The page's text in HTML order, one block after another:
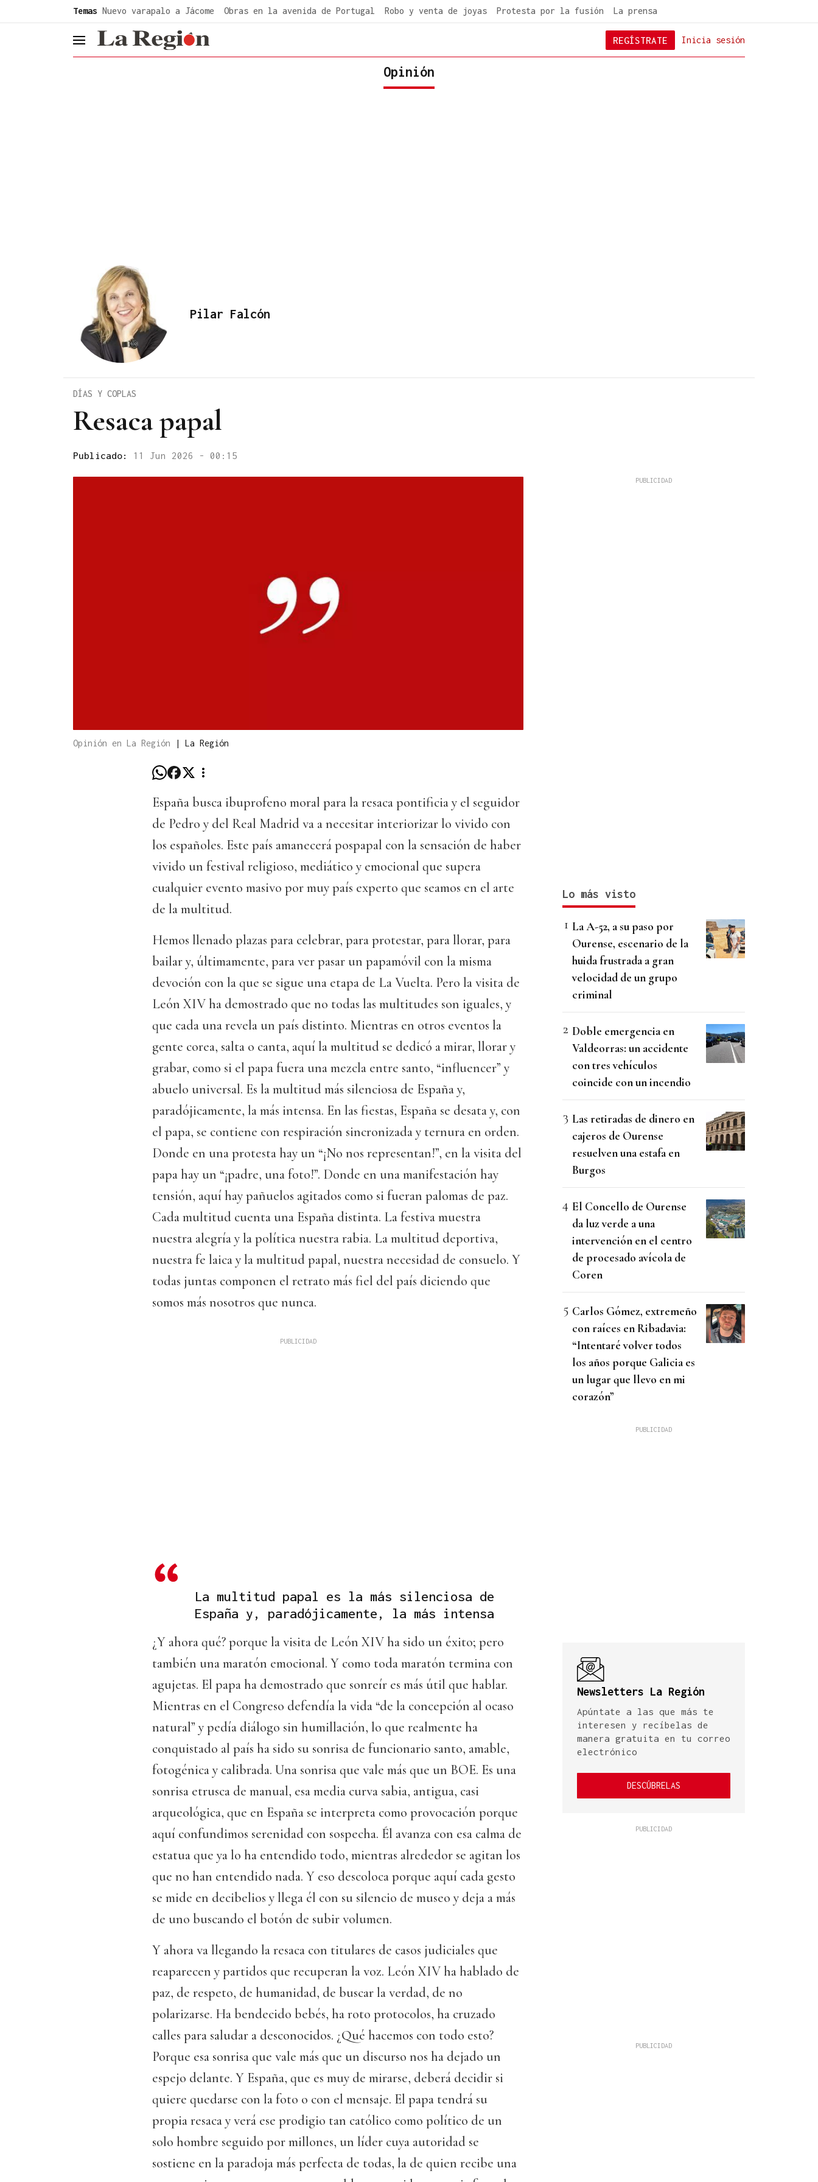
Temas Nuevo varapalo a Jácome Obras en la avenida de Portugal Robo y venta de joyas Protesta por la fusión La prensa
header.menu.open Inicia sesión
REGÍSTRATE
Opinión
Pilar Falcón
Resaca papal
DÍAS Y COPLAS
Publicado: 11 Jun 2026 - 00:15
Opinión en La Región | La Región
España busca ibuprofeno moral para la resaca pontificia y el seguidor
de Pedro y del Real Madrid va a necesitar interiorizar lo vivido con
los españoles. Este país amanecerá pospapal con la sensación de haber
vivido un festival religioso, mediático y emocional que supera
cualquier evento masivo por muy país experto que seamos en el arte
de la multitud.
Hemos llenado plazas para celebrar, para protestar, para llorar, para
bailar y, últimamente, para ver pasar un papamóvil con la misma
devoción con la que se sigue una etapa de La Vuelta. Pero la visita de
León XIV ha demostrado que no todas las multitudes son iguales, y
que cada una revela un país distinto. Mientras en otros eventos la
gente corea, salta o canta, aquí la multitud se dedicó a mirar, llorar y
grabar, como si el papa fuera una mezcla entre santo, “influencer” y
abuelo universal. Es la multitud más silenciosa de España y,
paradójicamente, la más intensa. En las fiestas, España se desata y, con
el papa, se contiene con respiración sincronizada y ternura en orden.
Donde en una protesta hay un “¡No nos representan!”, en la visita del
papa hay un “¡padre, una foto!”. Donde en una manifestación hay
tensión, aquí hay pañuelos agitados como si fueran palomas de paz.
Cada multitud cuenta una España distinta. La festiva muestra
nuestra alegría y la política nuestra rabia. La multitud deportiva,
nuestra fe laica y la multitud papal, nuestra necesidad de consuelo. Y
todas juntas componen el retrato más fiel del país diciendo que
somos más nosotros que nunca.
La multitud papal es la más silenciosa de
España y, paradójicamente, la más intensa
¿Y ahora qué? porque la visita de León XIV ha sido un éxito; pero
también una maratón emocional. Y como toda maratón termina con
agujetas. El papa ha demostrado que sonreír es más útil que hablar.
Mientras en el Congreso defendía la vida “de la concepción al ocaso
natural” y pedía diálogo sin humillación, lo que realmente ha
conquistado al país ha sido su sonrisa de funcionario santo, amable,
fotogénica y calibrada. Una sonrisa que vale más que un BOE. Es una
sonrisa etrusca de manual, esa media curva sabia, antigua, casi
arqueológica, que en España se interpreta como provocación porque
aquí confundimos serenidad con sospecha. Él avanza con esa calma de
estatua que ya lo ha entendido todo, mientras alrededor se agitan los
que no han entendido nada. Y eso descoloca porque aquí cada gesto
se mide en decibelios y llega él con su silencio de museo y deja a más
de uno buscando el botón de subir volumen.
Y ahora va llegando la resaca con titulares de casos judiciales que
reaparecen y partidos que recuperan la voz. León XIV ha hablado de
paz, de respeto, de humanidad, de buscar la verdad, de no
polarizarse. Ha bendecido bebés, ha roto protocolos, ha cruzado
calles para saludar a desconocidos. ¿Qué hacemos con todo esto?
Porque esa sonrisa que vale más que un discurso nos ha dejado un
espejo delante. Y España, que es muy de mirarse, deberá decidir si
quiere quedarse con la foto o con el mensaje. El papa tendrá su
propia resaca y verá ese prodigio tan católico como político de un
solo hombre seguido por millones, un líder cuya autoridad se
sostiene en la paradoja más perfecta de todas, la de quien recibe una
Lo más visto
La A-52, a su paso por
Ourense, escenario de la
huida frustrada a gran
velocidad de un grupo
criminal
Doble emergencia en
Valdeorras: un accidente
con tres vehículos
coincide con un incendio
Las retiradas de dinero en
cajeros de Ourense
resuelven una estafa en
Burgos
El Concello de Ourense
da luz verde a una
intervención en el centro
de procesado avícola de
Coren
Carlos Gómez, extremeño
con raíces en Ribadavia:
“Intentaré volver todos
los años porque Galicia es
un lugar que llevo en mi
corazón”
Newsletters La Región
Apúntate a las que más te
interesen y recíbelas de
manera gratuita en tu correo
electrónico
DESCÚBRELAS